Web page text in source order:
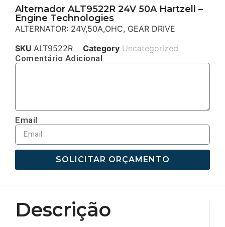
Alternador ALT9522R 24V 50A Hartzell –
Engine Technologies
ALTERNATOR: 24V,50A,OHC, GEAR DRIVE
SKU ALT9522R Category Uncategorized
Comentário Adicional
Email
SOLICITAR ORÇAMENTO
Descrição